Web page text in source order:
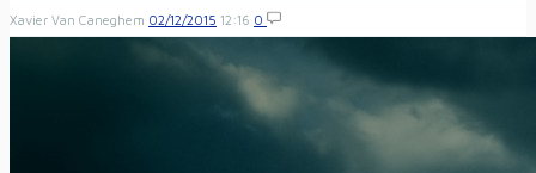
Xavier Van Caneghem 02/12/2015 12:16 0